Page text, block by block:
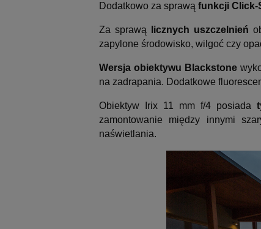
Dodatkowo za sprawą funkcji Click-
Za sprawą licznych uszczelnień
zapylone środowisko, wilgoć czy
Wersja obiektywu Blackstone
na zadrapania. Dodatkowe
Obiektyw Irix 11 mm f/4 posiada
zamontowanie między innymi
naświetlania.